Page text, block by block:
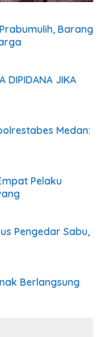
Barang
DIPIDANA JIKA
Medan:
Pelaku
Pengedar Sabu,
Berlangsung